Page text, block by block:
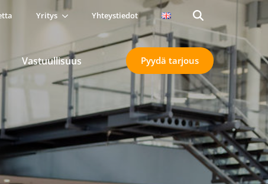
Yritys Yhteystiedot
Search
for:
Vastuullisuus Pyydä tarjous